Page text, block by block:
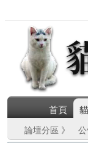
首頁
論壇分區 》